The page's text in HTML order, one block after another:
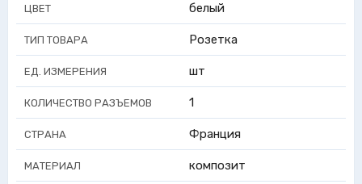
ЦВЕТ белый
ТИП ТОВАРА Розетка
ЕД. ИЗМЕРЕНИЯ шт
КОЛИЧЕСТВО РАЗЪЕМОВ 1
СТРАНА Франция
МАТЕРИАЛ композит